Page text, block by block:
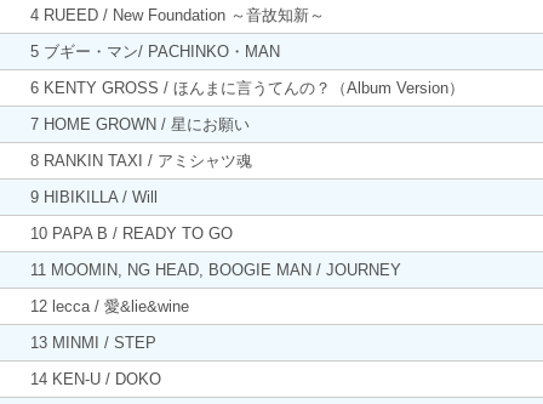
4 RUEED / New Foundation ～音故知新～
5 ブギー・マン/ PACHINKO・MAN
6 KENTY GROSS / ほんまに言うてんの？（Album Version）
7 HOME GROWN / 星にお願い
8 RANKIN TAXI / アミシャツ魂
9 HIBIKILLA / Will
10 PAPA B / READY TO GO
11 MOOMIN, NG HEAD, BOOGIE MAN / JOURNEY
12 lecca / 愛&lie&wine
13 MINMI / STEP
14 KEN-U / DOKO